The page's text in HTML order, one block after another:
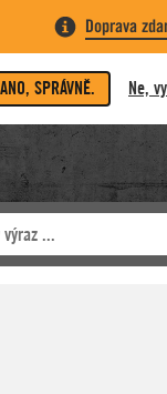
Doprava
ANO, SPRÁVNĚ. Ne,